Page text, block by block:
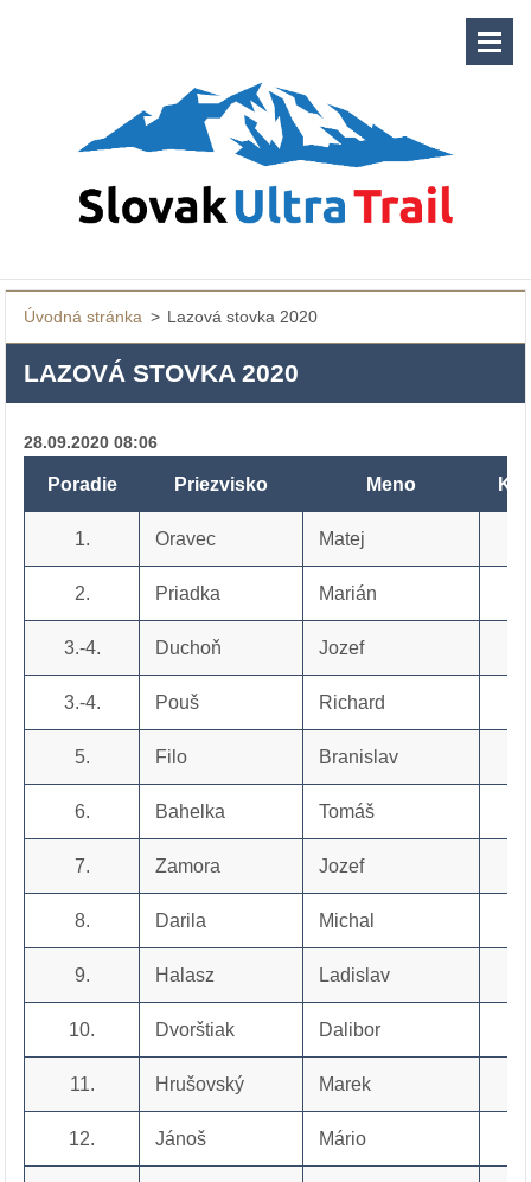
Úvodná stránka > Lazová stovka 2020
LAZOVÁ STOVKA 2020
28.09.2020 08:06
Poradie Priezvisko Meno
1. Oravec Matej
2. Priadka Marián
3.-4. Duchoň Jozef
3.-4. Pouš Richard
5. Filo Branislav
6. Bahelka Tomáš
7. Zamora Jozef
8. Darila Michal
9. Halasz Ladislav
10. Dvorštiak Dalibor
11. Hrušovský Marek
12. Jánoš Mário